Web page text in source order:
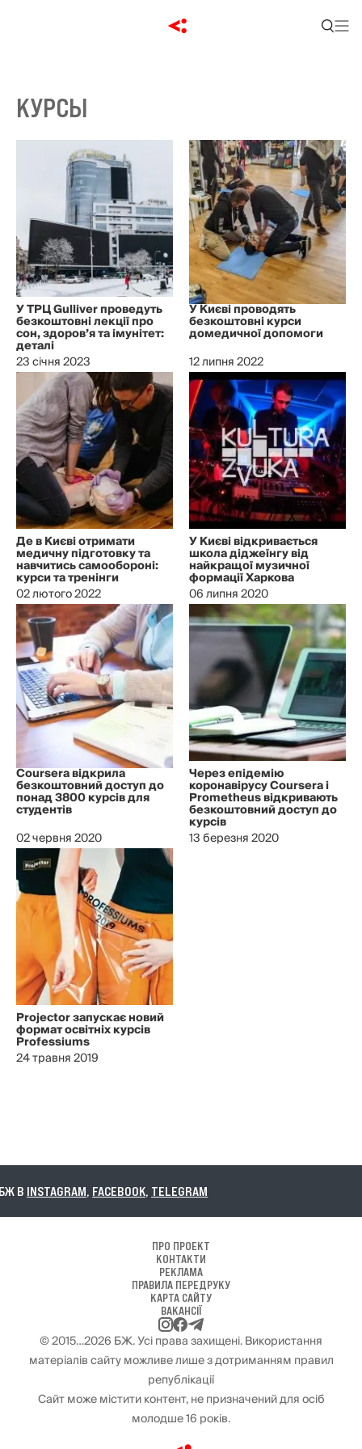
КУРСЫ
У ТРЦ Gulliver проведуть
безкоштовні лекції про
сон, здоров’я та імунітет:
деталі
23 січня 2023
У Києві проводять
безкоштовні курси
домедичної допомоги
12 липня 2022
Де в Києві отримати
медичну підготовку та
навчитись самообороні:
курси та тренінги
02 лютого 2022
У Києві відкривається
школа діджеїнгу від
найкращої музичної
формації Харкова
06 липня 2020
Coursera відкрила
безкоштовний доступ до
понад 3800 курсів для
студентів
02 червня 2020
Через епідемію
коронавірусу Coursera і
Prometheus відкривають
безкоштовний доступ до
курсів
13 березня 2020
Projector запускає новий
формат освітніх курсів
Professiums
24 травня 2019
INSTAGRAM,FACEBOOK,TELEGRAM
ПРО ПРОЕКТ
КОНТАКТИ
РЕКЛАМА
ПРАВИЛА ПЕРЕДРУКУ
КАРТА САЙТУ
ВАКАНСІЇ
© 2015…2026 БЖ. Усі права захищені. Використання
матеріалів сайту можливе лише з дотриманням правил
републікації
Сайт може містити контент, не призначений для осіб
молодше 16 років.